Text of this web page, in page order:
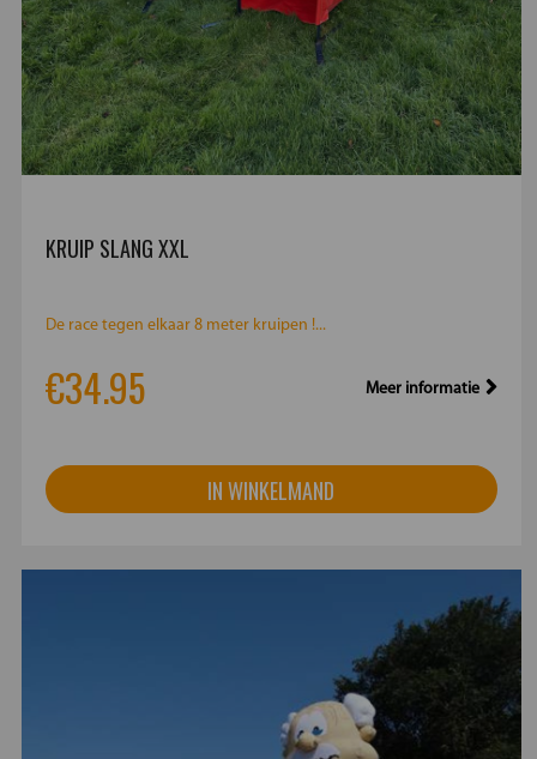
KRUIP SLANG XXL
De race tegen elkaar 8 meter kruipen !...
€34.95 Meer informatie
IN WINKELMAND